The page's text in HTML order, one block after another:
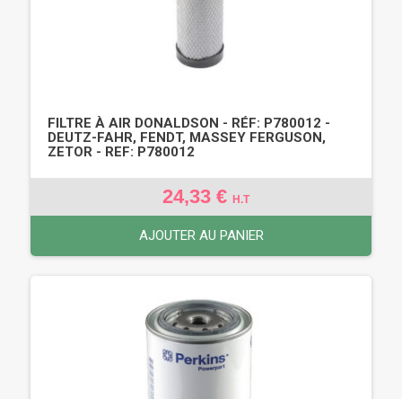
FILTRE À AIR DONALDSON - RÉF: P780012 -
DEUTZ-FAHR, FENDT, MASSEY FERGUSON,
ZETOR - REF: P780012
24,33 € H.T
AJOUTER AU PANIER